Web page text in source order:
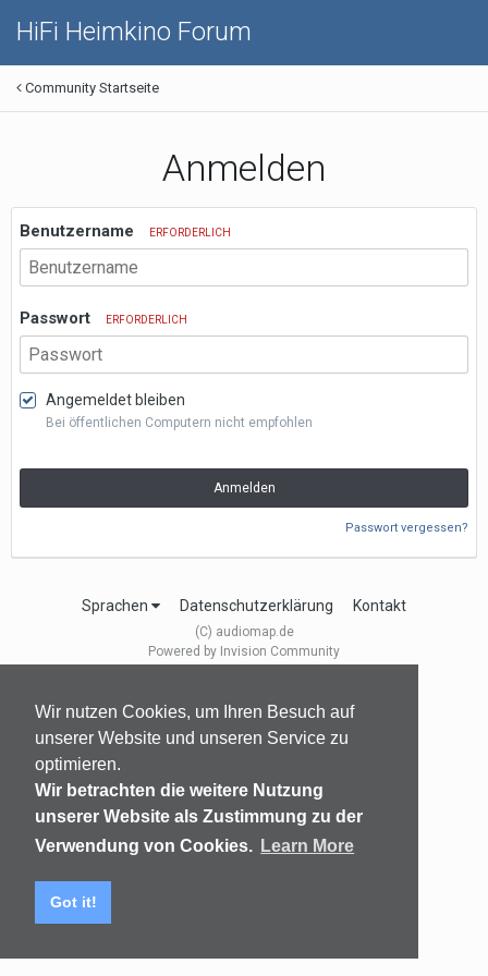
Wir nutzen Cookies, um Ihren Besuch auf
unserer Website und unseren Service zu
optimieren.
Wir betrachten die weitere Nutzung
unserer Website als Zustimmung zu der
Verwendung von Cookies. Learn More
Got it!
HiFi Heimkino Forum
Community Startseite
Anmelden
Benutzername ERFORDERLICH
Passwort ERFORDERLICH
Angemeldet bleiben
Bei öffentlichen Computern nicht empfohlen
Anmelden
Passwort vergessen?
Sprachen Datenschutzerklärung Kontakt
(C) audiomap.de
Powered by Invision Community